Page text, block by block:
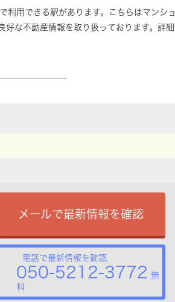
利用できる駅があります。こちらはマンショ
な不動産情報を取り扱っております。詳細
メールで最新情報を確認
電話で最新情報を確認
050-5212-3772 無
料